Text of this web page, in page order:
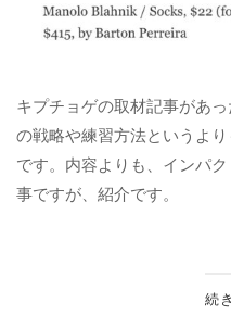
キプチョゲの取材記事があ
の戦略や練習方法というよ
です。内容よりも、インパ
事ですが、紹介です。
続